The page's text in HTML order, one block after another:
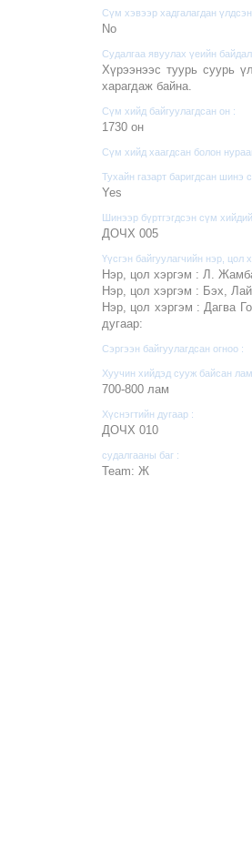
Сүм хэвээр хадгалагдан
No
Судалгаа явуулах үеийн
Хүрээнээс туурь суурь
харагдаж байна.
Сүм хийд байгуулагдсан он :
1730 он
Сүм хийд хаагдсан болон
Тухайн газарт баригдсан шинэ
Yes
Шинээр бүртгэгдсэн сүм
ДОЧХ 005
Үүсгэн байгуулагчийн нэр, цол
Нэр, цол хэргэм : Л.
Нэр, цол хэргэм : Бэх,
Нэр, цол хэргэм : Дагва
дугаар:
Сэргээн байгуулагдсан огноо :
Хуучин хийдэд сууж байсан
700-800 лам
Хүснэгтийн дугаар :
ДОЧХ 010
судалгааны баг :
Team: Ж